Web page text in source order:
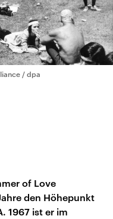
/ dpa
of Love
den Höhepunkt
1967 ist er im